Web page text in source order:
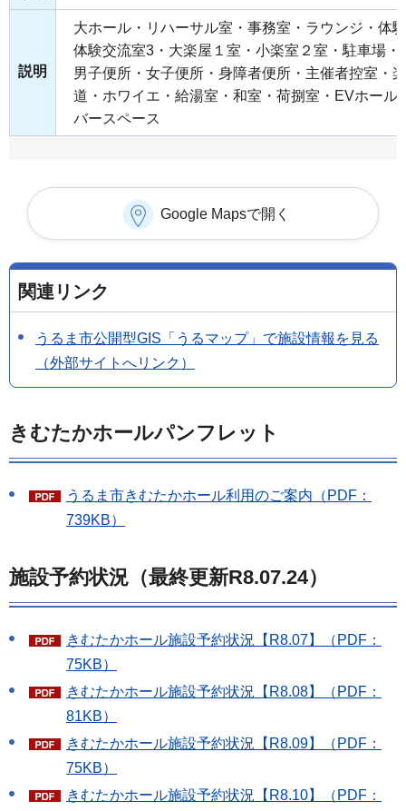
説明
大ホール・リハーサル室・事務室・ラウンジ・体
体験交流室3・大楽屋１室・小楽室２室・駐車場
男子便所・女子便所・身障者便所・主催者控室・
道・ホワイエ・給湯室・和室・荷捌室・EVホール
バースペース
Google Mapsで開く
関連リンク
うるま市公開型GIS「うるマップ」で施設情報を見る
（外部サイトへリンク）
きむたかホールパンフレット
うるま市きむたかホール利用のご案内（PDF：
739KB）
施設予約状況（最終更新R8.07.24）
きむたかホール施設予約状況【R8.07】（PDF：
75KB）
きむたかホール施設予約状況【R8.08】（PDF：
81KB）
きむたかホール施設予約状況【R8.09】（PDF：
75KB）
きむたかホール施設予約状況【R8.10】（PDF：